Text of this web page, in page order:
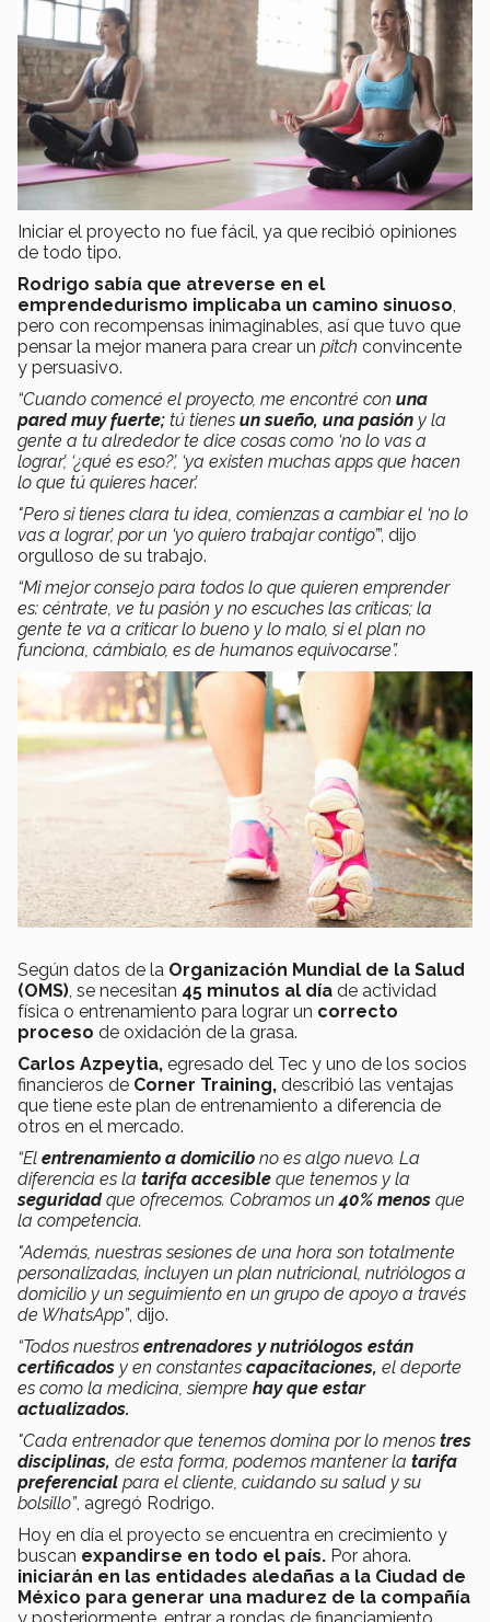
Iniciar el proyecto no fue fácil, ya que recibió opiniones
de todo tipo.
Rodrigo sabía que atreverse en el
emprendedurismo implicaba un camino sinuoso
pero con recompensas inimaginables, así que tuvo que
pensar la mejor manera para crear un pitch convincente
y persuasivo.
“Cuando comencé el proyecto, me encontré con una
pared muy fuerte; tú tienes un sueño, una pasión y la
gente a tu alrededor te dice cosas como ‘no lo vas a
lograr’, ‘¿qué es eso?’, ‘ya existen muchas apps que hacen
lo que tú quieres hacer’.
"Pero si tienes clara tu idea, comienzas a cambiar el ‘no lo
vas a lograr’, por un ‘yo quiero trabajar contigo’”, dijo
orgulloso de su trabajo.
“Mi mejor consejo para todos lo que quieren emprender
es: céntrate, ve tu pasión y no escuches las críticas; la
gente te va a criticar lo bueno y lo malo, si el plan no
funciona, cámbialo, es de humanos equivocarse”.
Según datos de la Organización Mundial de la Salud
(OMS) , se necesitan 45 minutos al día de actividad
física o entrenamiento para lograr un correcto
proceso de oxidación de la grasa.
Carlos Azpeytia, egresado del Tec y uno de los socios
financieros de Corner Training, describió las ventajas
que tiene este plan de entrenamiento a diferencia de
otros en el mercado.
“El entrenamiento a domicilio no es algo nuevo. La
diferencia es la tarifa accesible que tenemos y la
seguridadque ofrecemos. Cobramos un40% menos que
la competencia.
"Además, nuestras sesiones de una hora son totalmente
personalizadas, incluyen un plan nutricional, nutriólogos a
domicilio y un seguimiento en un grupo de apoyo a través
de WhatsApp”, dijo.
“Todos nuestros entrenadores y nutriólogos están
certificados y en constantes capacitaciones, el deporte
es como la medicina, siempre hay que estar
actualizados.
"Cada entrenador que tenemos domina por lo menos tres
disciplinas, de esta forma, podemos mantener la tarifa
preferencial para el cliente, cuidando su salud y su
bolsillo”, agregó Rodrigo.
Hoy en día el proyecto se encuentra en crecimiento y
buscan expandirse en todo el país. Por ahora.
iniciarán en las entidades aledañas a la Ciudad de
México para generar una madurez de la compañía